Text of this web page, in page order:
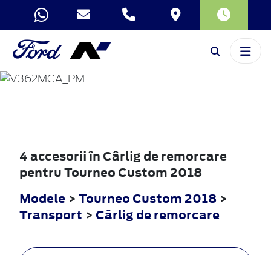
TOURNEO
CUSTOM
4 accesorii în Cârlig de remorcare
pentru Tourneo Custom 2018
Modele > Tourneo Custom 2018 >
Transport > Cârlig de remorcare